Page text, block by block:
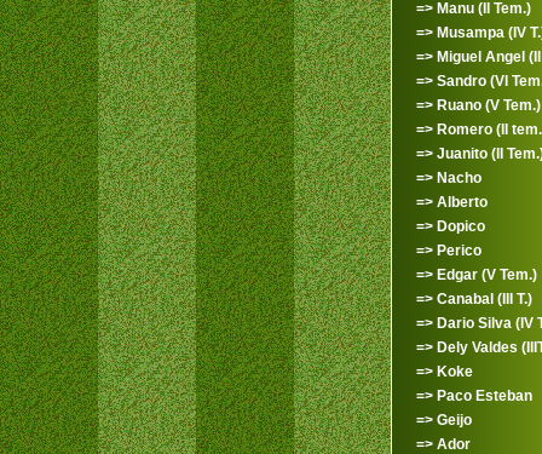
=> Manu (II Tem.)
=> Musampa (IV
=> Miguel Angel (II
=> Sandro (VI
=> Ruano (V Tem.)
=> Romero (II
=> Juanito (II
=> Nacho
=> Alberto
=> Dopico
=> Perico
=> Edgar (V Tem.)
=> Canabal (III T.)
=> Dario Silva (IV
=> Dely Valdes
=> Koke
=> Paco Esteban
=> Geijo
=> Ador